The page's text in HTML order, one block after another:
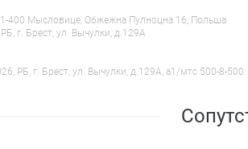
400 Мысловице, Обжежна Пулноцна 16, Польша
г. Брест, ул. Вычулки, д.129А
РБ, г. Брест, ул. Вычулки, д.129А, a1/мтс 500-8-500